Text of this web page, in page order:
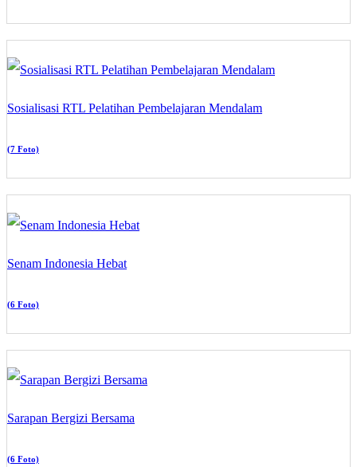
Sosialisasi RTL Pelatihan Pembelajaran Mendalam
(7 Foto)
Senam Indonesia Hebat
(6 Foto)
Sarapan Bergizi Bersama
(6 Foto)